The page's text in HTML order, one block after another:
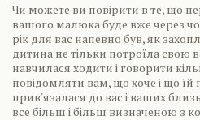
Чи можете ви повірити в те, що
вашого малюка буде вже через
рік для вас напевно був, як
дитина не тільки потроїла свою
навчилася ходити і говорити
повідомляти вам, що хоче і що їй
прив'язалася до вас і ваших
все більш і більш визначеною з